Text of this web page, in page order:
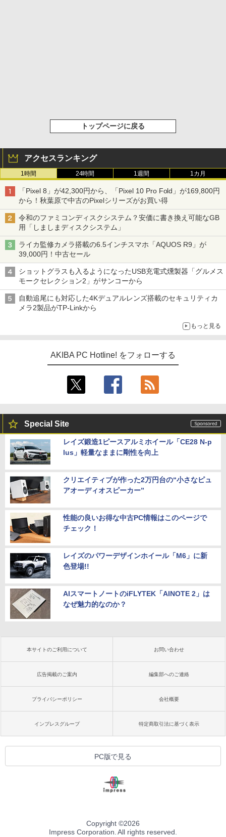
トップページに戻る
アクセスランキング
1時間 24時間 1週間 1カ月
「Pixel 8」が42,300円から、「Pixel 10 Pro Fold」が169,800円
から！秋葉原で中古のPixelシリーズがお買い得
令和のファミコンディスクシステム？安価に書き換え可能なGB
用「しましまディスクシステム」
ライカ監修カメラ搭載の6.5インチスマホ「AQUOS R9」が
39,000円！中古セール
ショットグラスも入るようになったUSB充電式燻製器「グルメス
モークセレクション2」がサンコーから
自動追尾にも対応した4Kデュアルレンズ搭載のセキュリティカ
メラ2製品がTP-Linkから
もっと見る
AKIBA PC Hotline! をフォローする
Special Site
レイズ鍛造1ピースアルミホイール「CE28 N-p
lus」軽量なままに剛性を向上
クリエイティブが作った2万円台の“小さなピュ
アオーディオスピーカー”
性能の良いお得な中古PC情報はこのページで
チェック！
レイズのパワーデザインホイール「M6」に新
色登場!!
AIスマートノートのiFLYTEK「AINOTE 2」は
なぜ魅力的なのか？
本サイトのご利用について お問い合わせ
広告掲載のご案内 編集部へのご連絡
プライバシーポリシー 会社概要
インプレスグループ 特定商取引法に基づく表示
PC版で見る
Copyright ©2026
Impress Corporation. All rights reserved.